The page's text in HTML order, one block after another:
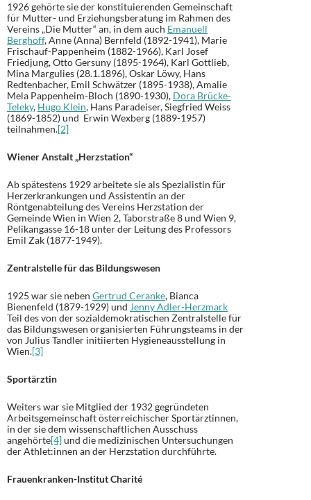
1926 gehörte sie der konstituierenden Gemeinschaft
für Mutter- und Erziehungsberatung im Rahmen des
Vereins „Die Mutter“ an, in dem auch Emanuell
Berghoff, Anne (Anna) Bernfeld (1892-1941), Marie
Frischauf-Pappenheim (1882-1966), Karl Josef
Friedjung, Otto Gersuny (1895-1964), Karl Gottlieb,
Mina Margulies (28.1.1896), Oskar Löwy, Hans
Redtenbacher, Emil Schwätzer (1895-1938), Amalie
Mela Pappenheim-Bloch (1890-1930), Dora Brücke-
Teleky, Hugo Klein, Hans Paradeiser, Siegfried Weiss
(1869-1852) und Erwin Wexberg (1889-1957)
teilnahmen.[2]
Wiener Anstalt „Herzstation“
Ab spätestens 1929 arbeitete sie als Spezialistin für
Herzerkrankungen und Assistentin an der
Röntgenabteilung des Vereins Herzstation der
Gemeinde Wien in Wien 2, Taborstraße 8 und Wien 9,
Pelikangasse 16-18 unter der Leitung des Professors
Emil Zak (1877-1949).
Zentralstelle für das Bildungswesen
1925 war sie neben Gertrud Ceranke, Bianca
Bienenfeld (1879-1929) und Jenny Adler-Herzmark
Teil des von der sozialdemokratischen Zentralstelle für
das Bildungswesen organisierten Führungsteams in der
von Julius Tandler initiierten Hygieneausstellung in
Wien.[3]
Sportärztin
Weiters war sie Mitglied der 1932 gegründeten
Arbeitsgemeinschaft österreichischer Sportärztinnen,
in der sie dem wissenschaftlichen Ausschuss
angehörte[4]und die medizinischen Untersuchungen
der Athlet:innen an der Herzstation durchführte.
Frauenkranken-Institut Charité